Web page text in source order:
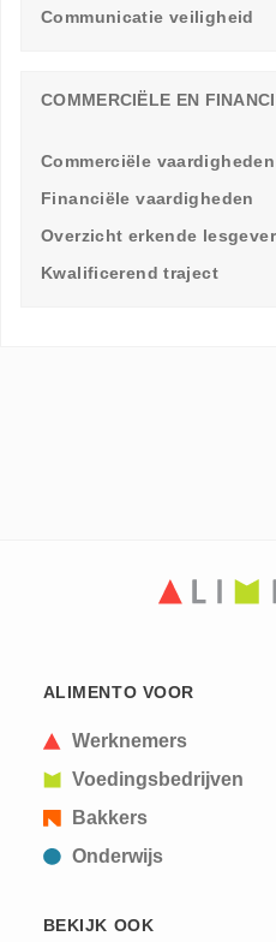
Communicatie veiligheid
COMMERCIËLE EN
Commerciële vaardigheden
Financiële vaardigheden
Overzicht erkende
Kwalificerend traject
ALIMENTO VOOR
Werknemers
Voedingsbedrijven
Bakkers
Onderwijs
BEKIJK OOK